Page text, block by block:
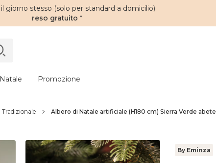
il giorno stesso (solo per standard a domicilio)
reso gratuito *
Natale Promozione
Tradizionale Albero di Natale artificiale (H180 cm) Sierra Verde abete
By Eminza